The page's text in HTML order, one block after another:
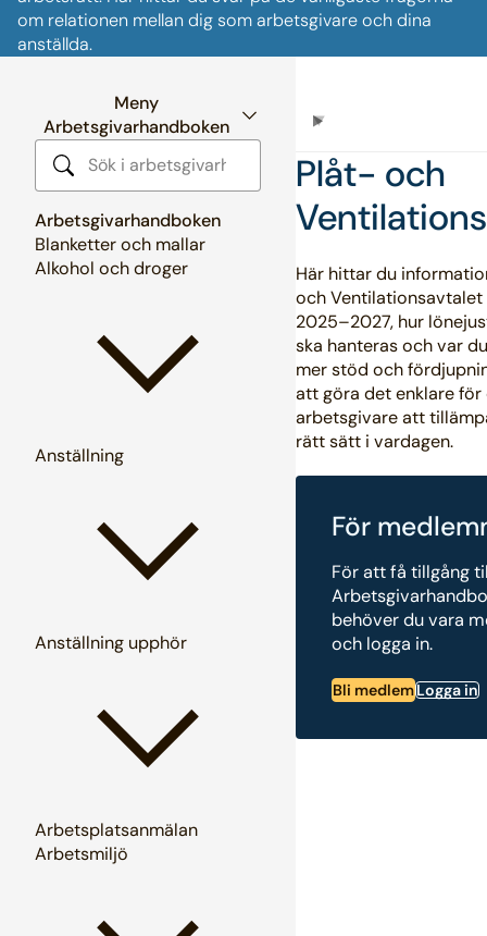
om relationen mellan dig som arbetsgivare och dina
anställda.
Meny
Arbetsgivarhandboken
Sök i arbetsgivarhandboken
Arbetsgivarhandboken
Blanketter och mallar
Alkohol och droger
Anställning
Anställning upphör
Arbetsplatsanmälan
Arbetsmiljö
Plåt- och
Här hittar du
och
2025–2027, hur
ska hanteras och var
mer stöd och
att göra det enklare för
arbetsgivare att
rätt sätt i vardagen.
För
För att få tillgång
behöver du vara
och logga in.
Bli medlemLogga in